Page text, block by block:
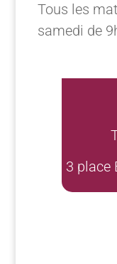
Tous les
samedi de
3 place